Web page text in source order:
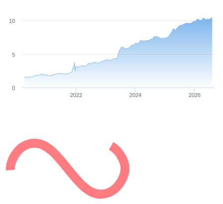
2022 2024 2026
0
5
10